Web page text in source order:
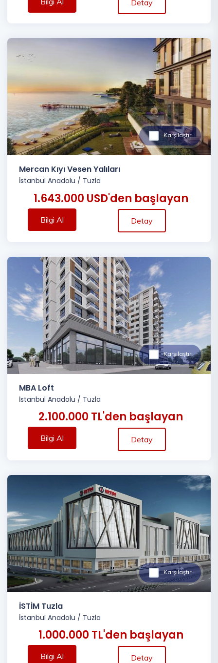
Detay
Karşılaştır
Mercan Kıyı Vesen Yalıları
İstanbul Anadolu / Tuzla
1.643.000 USD'den başlayan
Bilgi Al Detay
Karşılaştır
MBA Loft
İstanbul Anadolu / Tuzla
2.100.000 TL'den başlayan
Bilgi Al Detay
Karşılaştır
İSTİM Tuzla
İstanbul Anadolu / Tuzla
1.000.000 TL'den başlayan
Bilgi Al Detay